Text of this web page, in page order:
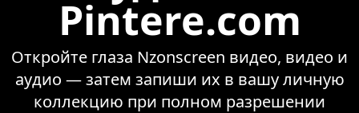
Pintere.com
Откройте глаза Nzonscreen видео, видео и
аудио — затем запиши их в вашу личную
коллекцию при полном разрешении